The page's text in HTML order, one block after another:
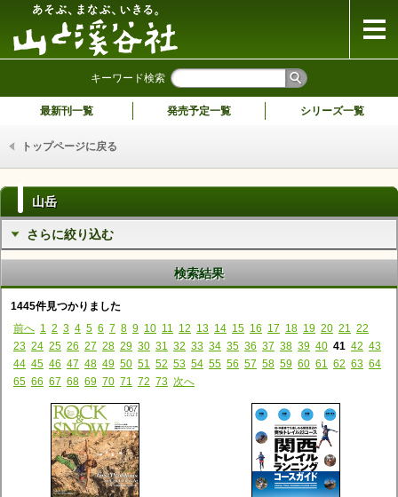
キーワード検索
最新刊一覧 発売予定一覧 シリーズ一覧
トップページに戻る
山岳
さらに絞り込む
検索結果
1445件見つかりました
前へ 1 2 3 4 5 6 7 8 9 10 11 12 13 14 15 16 17 18 19 20 21
22
23 24 25 26 27 28 29 30 31 32 33 34 35 36 37 38 39 40 41 42 43
44 45 46 47 48 49 50 51 52 53 54 55 56 57 58 59 60 61 62 63 64
65 66 67 68 69 70 71 72 73 次へ